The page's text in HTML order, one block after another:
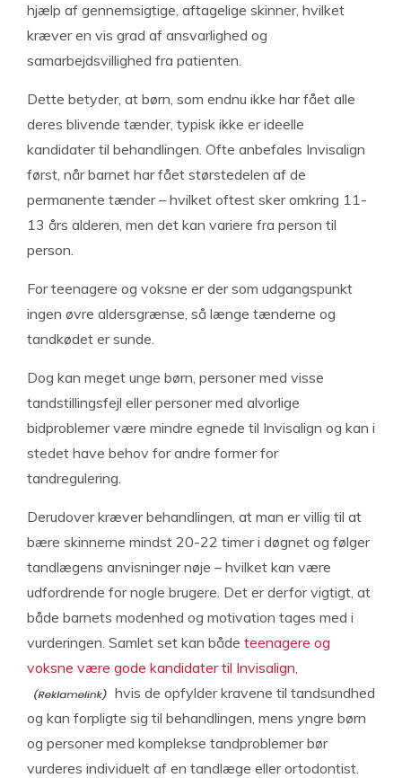
hjælp af gennemsigtige, aftagelige skinner, hvilket
kræver en vis grad af ansvarlighed og
samarbejdsvillighed fra patienten.
Dette betyder, at børn, som endnu ikke har fået alle
deres blivende tænder, typisk ikke er ideelle
kandidater til behandlingen. Ofte anbefales Invisalign
først, når barnet har fået størstedelen af de
permanente tænder – hvilket oftest sker omkring 11-
13 års alderen, men det kan variere fra person til
person.
For teenagere og voksne er der som udgangspunkt
ingen øvre aldersgrænse, så længe tænderne og
tandkødet er sunde.
Dog kan meget unge børn, personer med visse
tandstillingsfejl eller personer med alvorlige
bidproblemer være mindre egnede til Invisalign og kan i
stedet have behov for andre former for
tandregulering.
Derudover kræver behandlingen, at man er villig til at
bære skinnerne mindst 20-22 timer i døgnet og følger
tandlægens anvisninger nøje – hvilket kan være
udfordrende for nogle brugere. Det er derfor vigtigt, at
både barnets modenhed og motivation tages med i
vurderingen. Samlet set kan både teenagere og
voksne være gode kandidater til Invisalign,
hvis de opfylder kravene til tandsundhed
og kan forpligte sig til behandlingen, mens yngre børn
og personer med komplekse tandproblemer bør
vurderes individuelt af en tandlæge eller ortodontist.